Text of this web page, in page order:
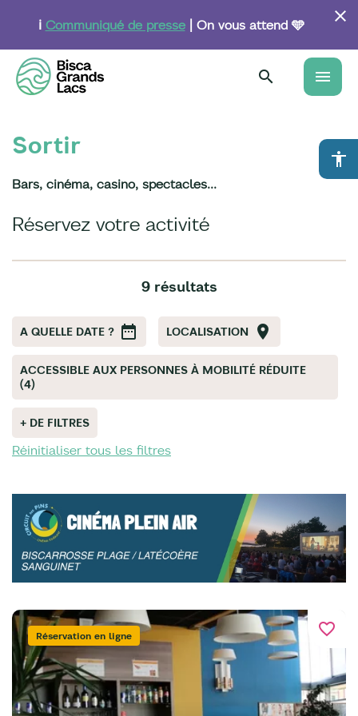
principal
ℹ️ Communiqué de presse| On vous attend 🩵
menu
accessibility
Sortir
Bars, cinéma, casino, spectacles...
Réservez votre activité
9 résultats
A QUELLE DATE ? LOCALISATION
ACCESSIBLE AUX PERSONNES À MOBILITÉ RÉDUITE
(4)
+ DE FILTRES
Réinitialiser tous les filtres
favorite_border
Réservation en ligne